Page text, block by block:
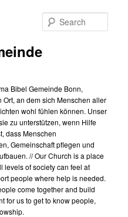
Bibel Gemeinde Bonn,
Ort, an dem sich Menschen aller
wohl fühlen können. Unser
zu unterstützen, wenn Hilfe
dass Menschen
Gemeinschaft pflegen und
// Our Church is a place
levels of society can feel at
people where help is needed.
come together and build
for us to get to know people,